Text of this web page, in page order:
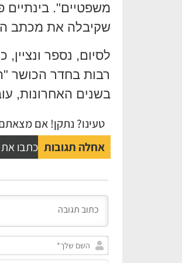
משפטיים". בינתיים
שקיבלה את מכתב
לסיום, נספר
רבות בחדר הכושר
בשנים האחרונות,
טעינו? נתקן! אם
אחלה תגובות כתבו